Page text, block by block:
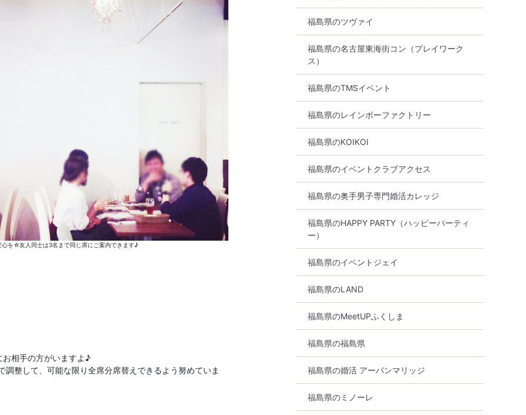
を☆友人同士は3名まで同じ席にご案内できます♪
相手の方がいますよ♪
整して、可能な限り全席分席替えできるよう努めていま
福島県のツヴァイ
福島県の名古屋東海街コン（プレイワーク
ス）
福島県のTMSイベント
福島県のレインボーファクトリー
福島県のKOIKOI
福島県のイベントクラブアクセス
福島県の奥手男子専門婚活カレッジ
福島県のHAPPY PARTY（ハッピーパーティ
ー）
福島県のイベントジェイ
福島県のLAND
福島県のMeetUPふくしま
福島県の福島県
福島県の婚活 アーバンマリッジ
福島県のミノーレ